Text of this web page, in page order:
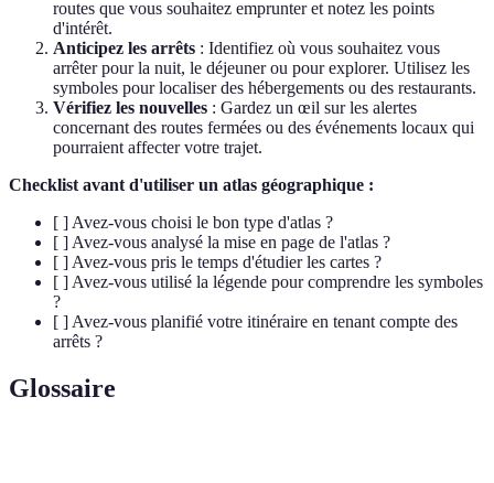
routes que vous souhaitez emprunter et notez les points
d'intérêt.
Anticipez les arrêts : Identifiez où vous souhaitez vous
arrêter pour la nuit, le déjeuner ou pour explorer. Utilisez les
symboles pour localiser des hébergements ou des restaurants.
Vérifiez les nouvelles : Gardez un œil sur les alertes
concernant des routes fermées ou des événements locaux qui
pourraient affecter votre trajet.
Checklist avant d'utiliser un atlas géographique :
[ ] Avez-vous choisi le bon type d'atlas ?
[ ] Avez-vous analysé la mise en page de l'atlas ?
[ ] Avez-vous pris le temps d'étudier les cartes ?
[ ] Avez-vous utilisé la légende pour comprendre les symboles
?
[ ] Avez-vous planifié votre itinéraire en tenant compte des
arrêts ?
Glossaire